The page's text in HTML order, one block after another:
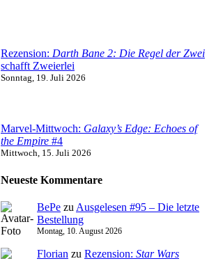
Rezension: Darth Bane 2: Die Regel der Zwei
schafft Zweierlei
Sonntag, 19. Juli 2026
Marvel-Mittwoch: Galaxy’s Edge: Echoes of
the Empire #4
Mittwoch, 15. Juli 2026
Neueste Kommentare
BePe zu Ausgelesen #95 – Die letzte
Bestellung
Montag, 10. August 2026
Florian zu Rezension: Star Wars